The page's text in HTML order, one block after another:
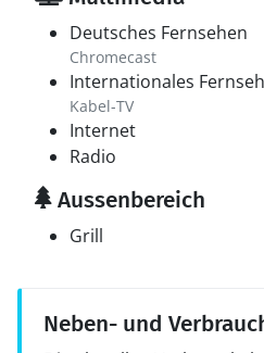
Deutsches Fernsehen
Chromecast
Internationales
Kabel-TV
Internet
Radio
Aussenbereich
Grill
Neben- und